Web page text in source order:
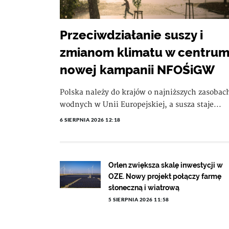
Przeciwdziałanie suszy i
zmianom klimatu w centrum
nowej kampanii NFOŚiGW
Polska należy do krajów o najniższych
wodnych w Unii Europejskiej, a susza staje...
6 SIERPNIA 2026 12:18
Orlen zwiększa skalę inwestycji w
OZE. Nowy projekt połączy farmę
słoneczną i wiatrową
5 SIERPNIA 2026 11:58